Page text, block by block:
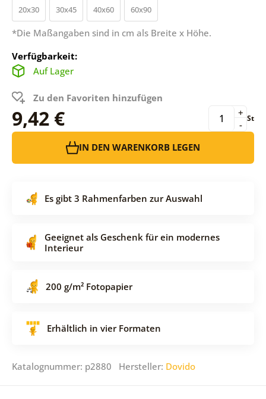
20x30 30x45 40x60 60x90
*Die Maßangaben sind in cm als Breite x Höhe.
Verfügbarkeit:
Auf Lager
Zu den Favoriten hinzufügen
9,42 € -
+ St
IN DEN WARENKORB LEGEN
Es gibt 3 Rahmenfarben zur Auswahl
Geeignet als Geschenk für ein modernes
Interieur
200 g/m² Fotopapier
Erhältlich in vier Formaten
Katalognummer: p2880 Hersteller: Dovido